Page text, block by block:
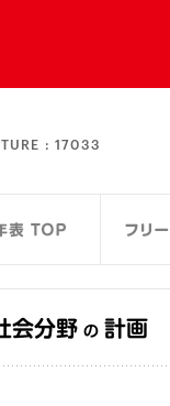
: 17033
会分野 の 計画